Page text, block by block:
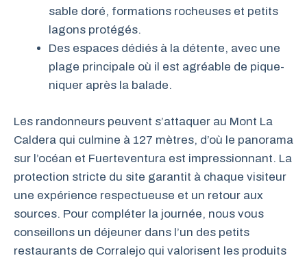
sable doré, formations rocheuses et petits
lagons protégés.
Des espaces dédiés à la détente, avec une
plage principale où il est agréable de pique-
niquer après la balade.
Les randonneurs peuvent s’attaquer au Mont La
Caldera qui culmine à 127 mètres, d’où le panorama
sur l’océan et Fuerteventura est impressionnant. La
protection stricte du site garantit à chaque visiteur
une expérience respectueuse et un retour aux
sources. Pour compléter la journée, nous vous
conseillons un déjeuner dans l’un des petits
restaurants de Corralejo qui valorisent les produits